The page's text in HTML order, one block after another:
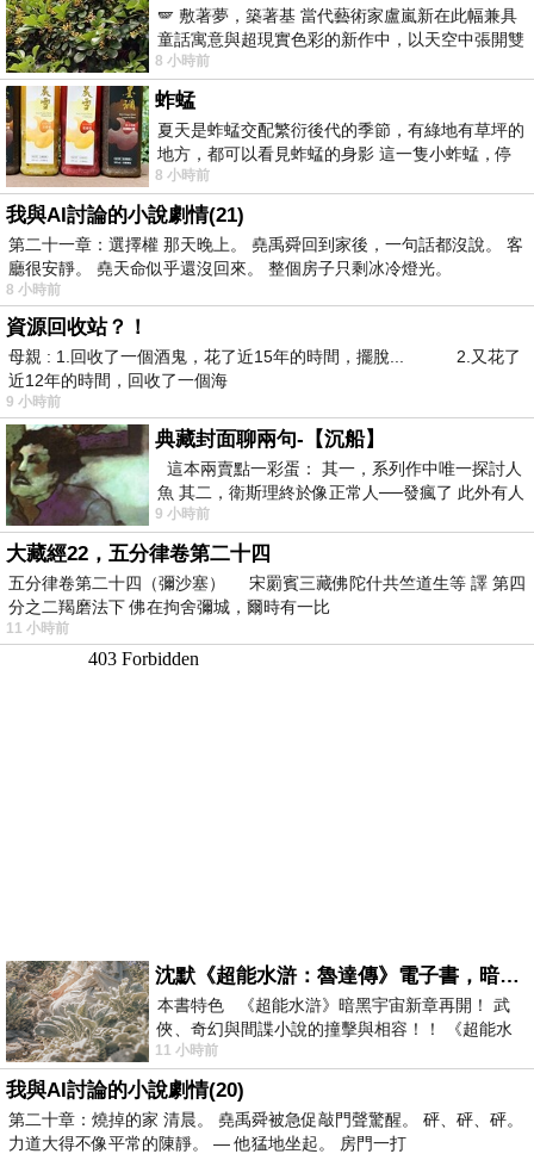
🪽 敷著夢，築著基 當代藝術家盧嵐新在此幅兼具
童話寓意與超現實色彩的新作中，以天空中張開雙
翼的神聖形象與地面上聚集的人群對話，
8 小時前
蚱蜢
夏天是蚱蜢交配繁衍後代的季節，有綠地有草坪的
地方，都可以看見蚱蜢的身影 這一隻小蚱蜢，停
在車頂上，怎麼樣小心驅趕，都無動
8 小時前
我與AI討論的小說劇情(21)
第二十一章：選擇權 那天晚上。 堯禹舜回到家後，一句話都沒說。 客
廳很安靜。 堯天命似乎還沒回來。 整個房子只剩冰冷燈光。
8 小時前
資源回收站？！
母親 : 1.回收了一個酒鬼，花了近15年的時間，擺脫... 2.又花了
近12年的時間，回收了一個海
9 小時前
典藏封面聊兩句-【沉船】
這本兩賣點一彩蛋： 其一，系列作中唯一探討人
魚 其二，衛斯理終於像正常人──發瘋了 此外有人
在南極打死北極熊（@《地心
9 小時前
大藏經22，五分律卷第二十四
五分律卷第二十四（彌沙塞） 宋罽賓三藏佛陀什共竺道生等 譯 第四
分之二羯磨法下 佛在拘舍彌城，爾時有一比
11 小時前
沈默《超能水滸：魯達傳》電子書，暗黑宇宙新章，一一五年八月璀璨上架！
本書特色 《超能水滸》暗黑宇宙新章再開！ 武
俠、奇幻與間諜小說的撞擊與相容！！ 《超能水
滸》系列第四部變幻登場
11 小時前
我與AI討論的小說劇情(20)
第二十章：燒掉的家 清晨。 堯禹舜被急促敲門聲驚醒。 砰、砰、砰。
力道大得不像平常的陳靜。 — 他猛地坐起。 房門一打